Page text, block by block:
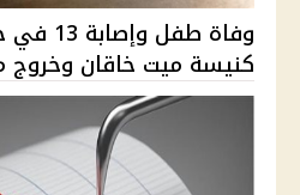
وفاة
كنيسة ميت خاقان وخروج